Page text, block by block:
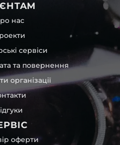
нас
сервіси
та повернення
організації
оферти